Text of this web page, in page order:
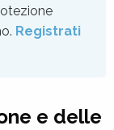
Registrati
e delle